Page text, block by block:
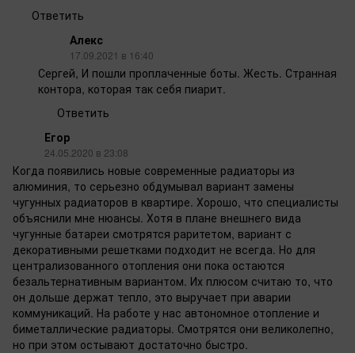
Ответить
Алекс
17.09.2021 в 16:40
Сергей, И пошли проплаченные боты. Жесть. Странная
контора, которая так себя пиарит.
Ответить
Егор
24.05.2020 в 23:08
Когда появились новые современные радиаторы из
алюминия, то серьезно обдумывал вариант замены
чугунных радиаторов в квартире. Хорошо, что специалисты
объяснили мне нюансы. Хотя в плане внешнего вида
чугунные батареи смотрятся раритетом, вариант с
декоративными решетками подходит не всегда. Но для
централизованного отопления они пока остаются
безальтернативным вариантом. Их плюсом считаю то, что
он дольше держат тепло, это выручает при аварии
коммуникаций. На работе у нас автономное отопление и
биметаллические радиаторы. Смотрятся они великолепно,
но при этом остывают достаточно быстро.